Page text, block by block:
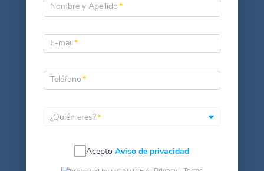
Nombre y Apellido*
E-mail*
Teléfono*
¿Quién eres?*
AceptoAviso de privacidad